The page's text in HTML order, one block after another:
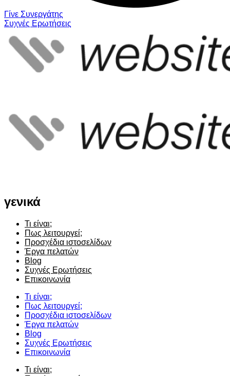
Γίνε Συνεργάτης
Συχνές Ερωτήσεις
γενικά
Τι είναι;
Πως λειτουργεί;
Προσχέδια ιστοσελίδων
Έργα πελατών
Blog
Συχνές Ερωτήσεις
Επικοινωνία
Τι είναι;
Πως λειτουργεί;
Προσχέδια ιστοσελίδων
Έργα πελατών
Blog
Συχνές Ερωτήσεις
Επικοινωνία
Τι είναι;